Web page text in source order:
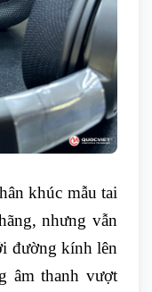
khúc mẫu tai
nhưng vẫn
đường kính lên
âm thanh vượt